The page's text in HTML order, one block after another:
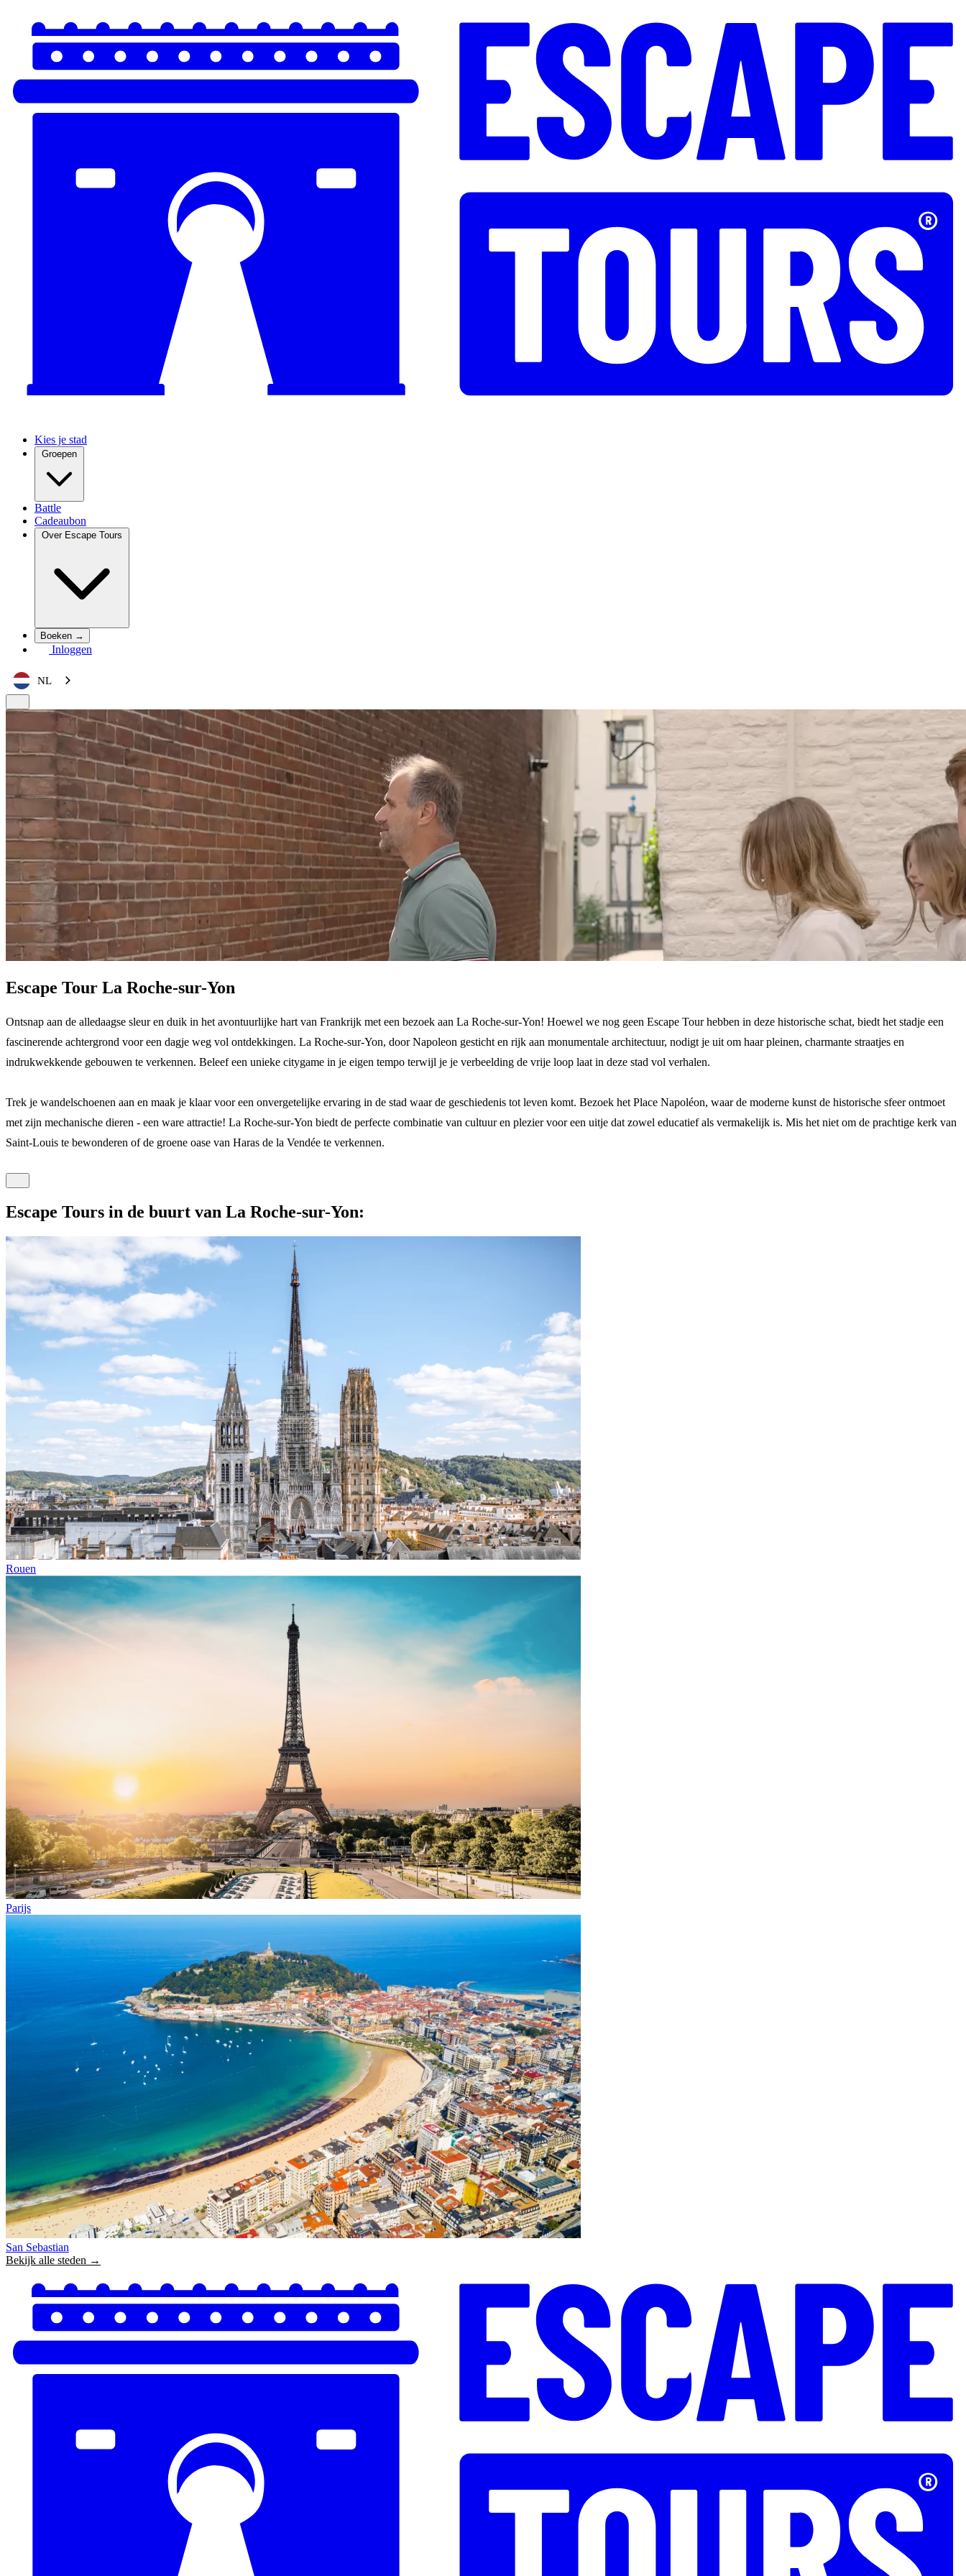
Kies je stad
Groepen
Battle
Cadeaubon
Over Escape Tours
Boeken →
Inloggen
NL
Escape Tour La Roche-sur-Yon
Ontsnap aan de alledaagse sleur en duik in het avontuurlijke hart van Frankrijk met een bezoek aan La Roche-sur-Yon! Hoewel we nog geen Escape Tour hebben in deze historische schat, biedt het stadje een
fascinerende achtergrond voor een dagje weg vol ontdekkingen. La Roche-sur-Yon, door Napoleon gesticht en rijk aan monumentale architectuur, nodigt je uit om haar pleinen, charmante straatjes en
indrukwekkende gebouwen te verkennen. Beleef een unieke citygame in je eigen tempo terwijl je je verbeelding de vrije loop laat in deze stad vol verhalen.
Trek je wandelschoenen aan en maak je klaar voor een onvergetelijke ervaring in de stad waar de geschiedenis tot leven komt. Bezoek het Place Napoléon, waar de moderne kunst de historische sfeer ontmoet
met zijn mechanische dieren - een ware attractie! La Roche-sur-Yon biedt de perfecte combinatie van cultuur en plezier voor een uitje dat zowel educatief als vermakelijk is. Mis het niet om de prachtige kerk van
Saint-Louis te bewonderen of de groene oase van Haras de la Vendée te verkennen.
Escape Tours in de buurt van La Roche-sur-Yon:
Rouen
Parijs
San Sebastian
Bekijk alle steden →